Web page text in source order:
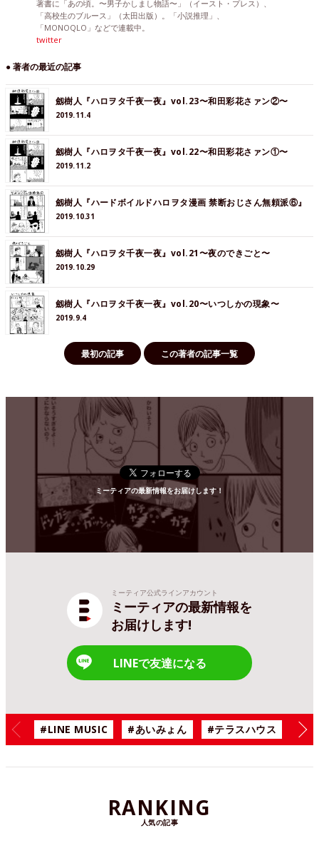
著書に「あの頃。〜男子かしまし物語〜」（イースト・プレス）、
「高校生のブルース」（太田出版）。「小説推理」、
「MONOQLO」などで連載中。
twitter
● 著者の最近の記事
劔樹人『ハロヲタ千夜一夜』vol.23〜和田彩花さァン②〜
2019.11.4
劔樹人『ハロヲタ千夜一夜』vol.22〜和田彩花さァン①〜
2019.11.2
劔樹人『ハードボイルドハロヲタ漫画 禁断おじさん無頼派⑥』
2019.10.31
劔樹人『ハロヲタ千夜一夜』vol.21〜夜のできごと〜
2019.10.29
劔樹人『ハロヲタ千夜一夜』vol.20〜いつしかの現象〜
2019.9.4
最初の記事 この著者の記事一覧
ミーティアの最新情報をお届けします！
ミーティア公式ラインアカウント
ミーティアの最新情報を
お届けします!
LINEで友達になる
#LINE MUSIC #あいみょん #テラスハウス #漫
RANKING
人気の記事